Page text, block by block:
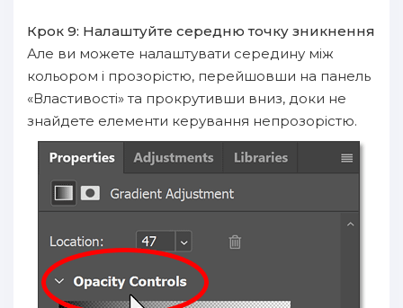
Крок 9: Налаштуйте середню точку зникнення
Але ви можете налаштувати середину між
кольором і прозорістю, перейшовши на панель
«Властивості» та прокрутивши вниз, доки не
знайдете елементи керування непрозорістю.